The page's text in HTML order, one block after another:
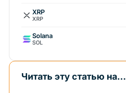
XRP
XRP
Solana
SOL
Читать эту статью на...